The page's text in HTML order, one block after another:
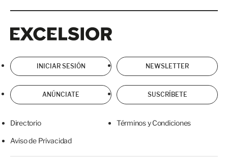
INICIAR SESIÓN NEWSLETTER
ANÚNCIATE SUSCRÍBETE
Directorio Términos y Condiciones
Aviso de Privacidad